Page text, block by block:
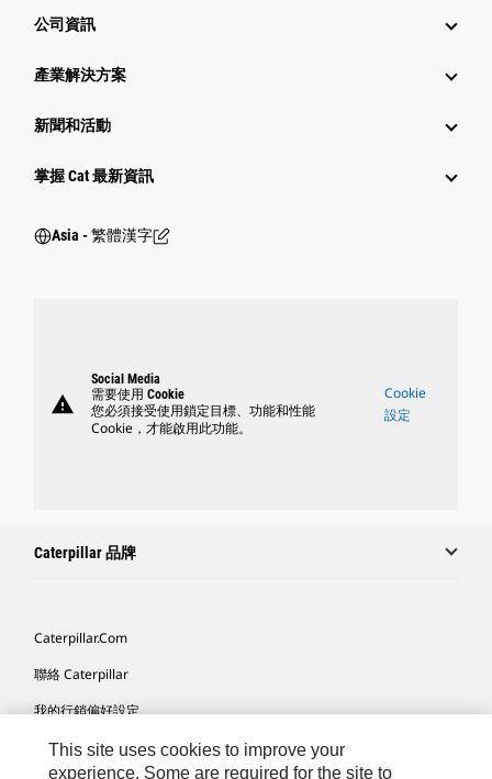
公司資訊
產業解決方案
新聞和活動
掌握 Cat 最新資訊
Asia - 繁體漢字
warning
Social Media
需要使用 Cookie
您必須接受使用鎖定目標、功能和性能
Cookie，才能啟用此功能。
Cookie
設定
Caterpillar 品牌
Caterpillar.com
聯絡 Caterpillar
我的行銷偏好設定
網站地圖
This site uses cookies to improve your
experience. Some are required for the site to